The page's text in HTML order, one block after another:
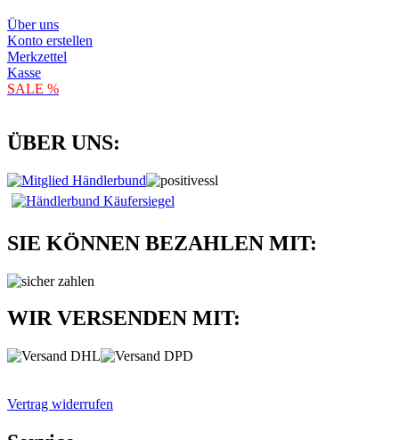
Über uns
Konto erstellen
Merkzettel
Kasse
SALE %
ÜBER UNS:
SIE KÖNNEN BEZAHLEN MIT:
WIR VERSENDEN MIT:
Vertrag widerrufen